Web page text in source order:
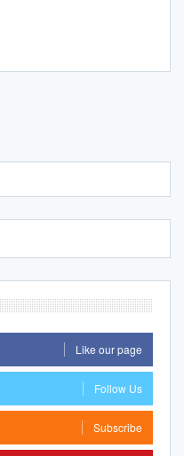
Like our page
Follow Us
Subscribe